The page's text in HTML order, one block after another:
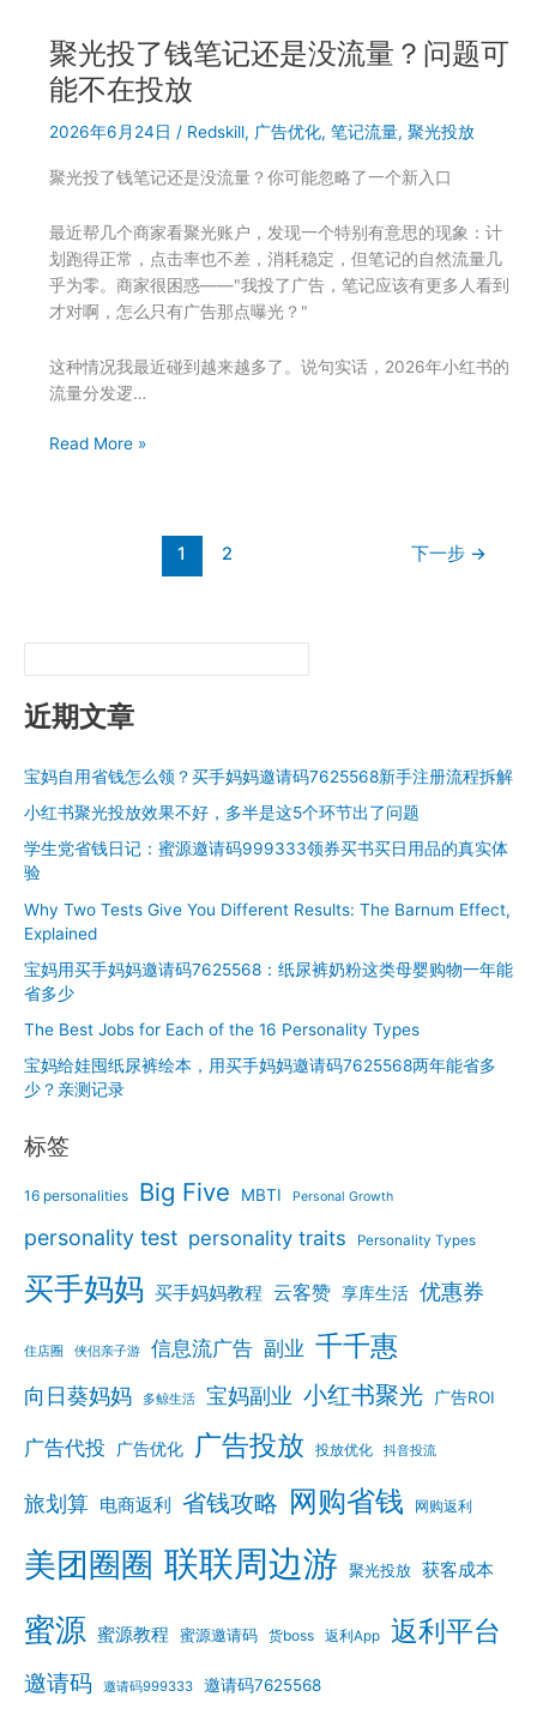
诉
你
放
获
客
成
太
小
红
书
聚
帮
你
到
聚光投了钱笔记还是没流量？问题可
能不在投放
2026年6月24日 / Redskill, 广告优化, 笔记流量, 聚光投放
聚光投了钱笔记还是没流量？你可能忽略了一个新入口
最近帮几个商家看聚光账户，发现一个特别有意思的现象：计
划跑得正常，点击率也不差，消耗稳定，但笔记的自然流量几
乎为零。商家很困惑——"我投了广告，笔记应该有更多人看到
才对啊，怎么只有广告那点曝光？"
这种情况我最近碰到越来越多了。说句实话，2026年小红书的
流量分发逻…
聚
没
流
量？
题
可
能
投
放
Read More »
1 2 下一步 →
近期文章
宝妈自用省钱怎么领？买手妈妈邀请码7625568新手注册流程拆解
小红书聚光投放效果不好，多半是这5个环节出了问题
学生党省钱日记：蜜源邀请码999333领券买书买日用品的真实体
验
Why Two Tests Give You Different Results: The Barnum Effect,
Explained
宝妈用买手妈妈邀请码7625568：纸尿裤奶粉这类母婴购物一年能
省多少
The Best Jobs for Each of the 16 Personality Types
宝妈给娃囤纸尿裤绘本，用买手妈妈邀请码7625568两年能省多
少？亲测记录
标签
16 personalities Big Five MBTI Personal Growth
personality test personality traits Personality Types
买手妈妈 买手妈妈教程 云客赞 享库生活 优惠券
住店圈 侠侣亲子游 信息流广告 副业 千千惠
向日葵妈妈 多鲸生活 宝妈副业 小红书聚光 广告ROI
广告代投 广告优化 广告投放 投放优化 抖音投流
旅划算 电商返利 省钱攻略 网购省钱 网购返利
美团圈圈 联联周边游 聚光投放 获客成本
蜜源 蜜源教程 蜜源邀请码 货boss 返利App 返利平台
邀请码 邀请码999333 邀请码7625568